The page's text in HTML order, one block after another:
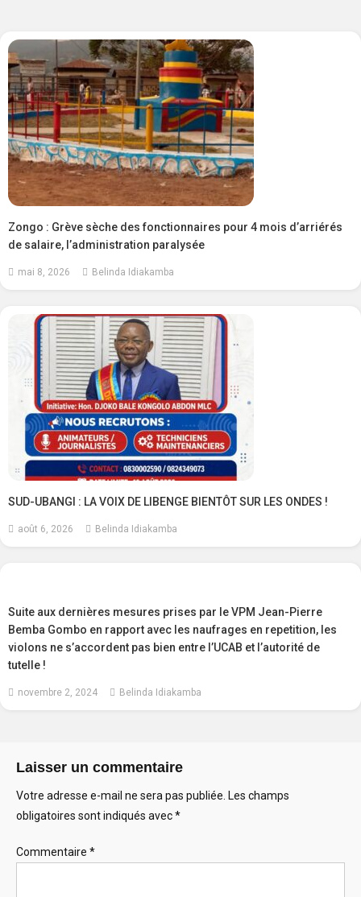
Zongo : Grève sèche des fonctionnaires pour 4 mois d’arriérés
de salaire, l’administration paralysée
mai 8, 2026 Belinda Idiakamba
SUD-UBANGI : LA VOIX DE LIBENGE BIENTÔT SUR LES ONDES !
août 6, 2026 Belinda Idiakamba
Suite aux dernières mesures prises par le VPM Jean-Pierre
Bemba Gombo en rapport avec les naufrages en repetition, les
violons ne s’accordent pas bien entre l’UCAB et l’autorité de
tutelle !
novembre 2, 2024 Belinda Idiakamba
Laisser un commentaire
Votre adresse e-mail ne sera pas publiée. Les champs
obligatoires sont indiqués avec*
Commentaire *